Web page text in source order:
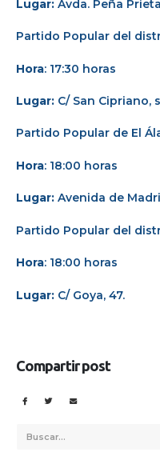
Lugar: Avda. Peña
Partido Popular del
Hora: 17:30 horas
Lugar: C/ San Cipriano,
Partido Popular de El
Hora: 18:00 horas
Lugar: Avenida de
Partido Popular del
Hora: 18:00 horas
Lugar: C/ Goya, 47.
Compartir post